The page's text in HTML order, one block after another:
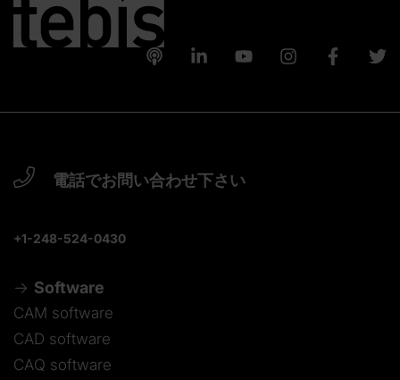
電話でお問い合わせ下さい
+1-248-524-0430
Software
CAM software
CAD software
CAQ software